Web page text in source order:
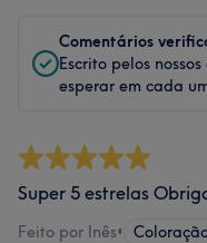
Comentários
Escrito pelos
esperar em cada
Super 5 estrelas
Feito por Inês•